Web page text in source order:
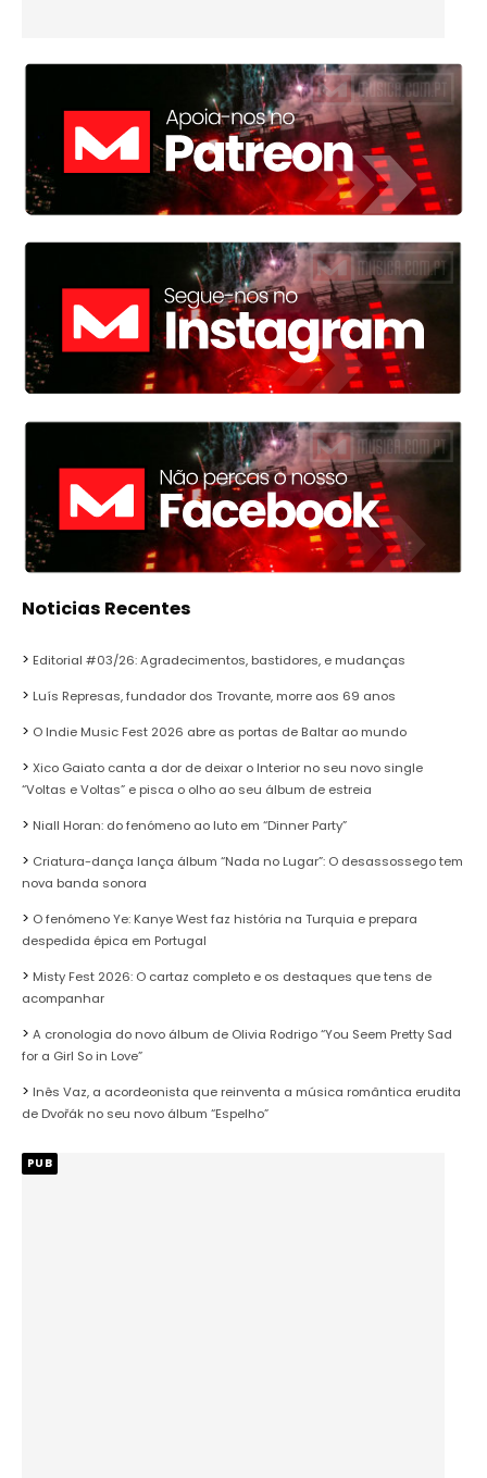
Noticias Recentes
Editorial #03/26: Agradecimentos, bastidores, e mudanças
Luís Represas, fundador dos Trovante, morre aos 69 anos
O Indie Music Fest 2026 abre as portas de Baltar ao mundo
Xico Gaiato canta a dor de deixar o Interior no seu novo single
“Voltas e Voltas” e pisca o olho ao seu álbum de estreia
Niall Horan: do fenómeno ao luto em “Dinner Party”
Criatura-dança lança álbum “Nada no Lugar”: O desassossego tem
nova banda sonora
O fenómeno Ye: Kanye West faz história na Turquia e prepara
despedida épica em Portugal
Misty Fest 2026: O cartaz completo e os destaques que tens de
acompanhar
A cronologia do novo álbum de Olivia Rodrigo “You Seem Pretty Sad
for a Girl So in Love”
Inês Vaz, a acordeonista que reinventa a música romântica erudita
de Dvořák no seu novo álbum “Espelho”
PUB